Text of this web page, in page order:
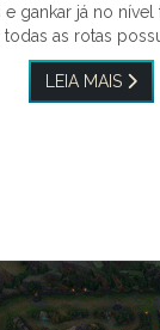
gankar já no nível
as rotas
LEIA MAIS